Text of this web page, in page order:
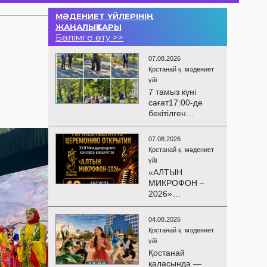
МӘДЕНИЕТ ҮЙЛЕРІНІҢ
ЖАҢАЛЫҚТАРЫ
Бөлімге өту >>
07.08.2026
Қостанай қ. мәдениет
үйі
7 тамыз күні
сағат17:00-де
бекітілген
жоспарға және
KPI
көрсеткіштерін
орындау аясында
«Таза Қазақстан»
экологиялық
акциясына
арналған көшпелі
концерт
Меңдіқара
ауданының
Красная Пресня
ауылында
өткізілді
07.08.2026
Қостанай қ. мәдениет
үйі
«АЛТЫН
МИКРОФОН –
2026»
БАЙҚАУЫНЫҢ
САЛТАНАТТЫ
АШЫЛУЫ
Сіздерді
вокалистердің
«Алтын
04.08.2026
Қостанай қ. мәдениет
үйі
Қостанай
қаласында —